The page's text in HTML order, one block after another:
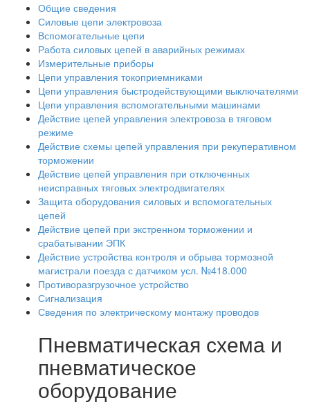
Общие сведения
Силовые цепи электровоза
Вспомогательные цепи
Работа силовых цепей в аварийных режимах
Измерительные приборы
Цепи управления токоприемниками
Цепи управления быстродействующими выключателями
Цепи управления вспомогательными машинами
Действие цепей управления электровоза в тяговом
режиме
Действие схемы цепей управления при рекуперативном
торможении
Действие цепей управления при отключенных
неисправных тяговых электродвигателях
Защита оборудования силовых и вспомогательных
цепей
Действие цепей при экстренном торможении и
срабатывании ЭПК
Действие устройства контроля и обрыва тормозной
магистрали поезда с датчиком усл. №418.000
Противоразгрузочное устройство
Сигнализация
Сведения по электрическому монтажу проводов
Пневматическая схема и
пневматическое
оборудование